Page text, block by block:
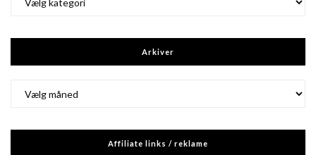
Arkiver
Affiliate links / reklame